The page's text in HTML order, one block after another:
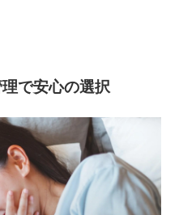
で安心の選択